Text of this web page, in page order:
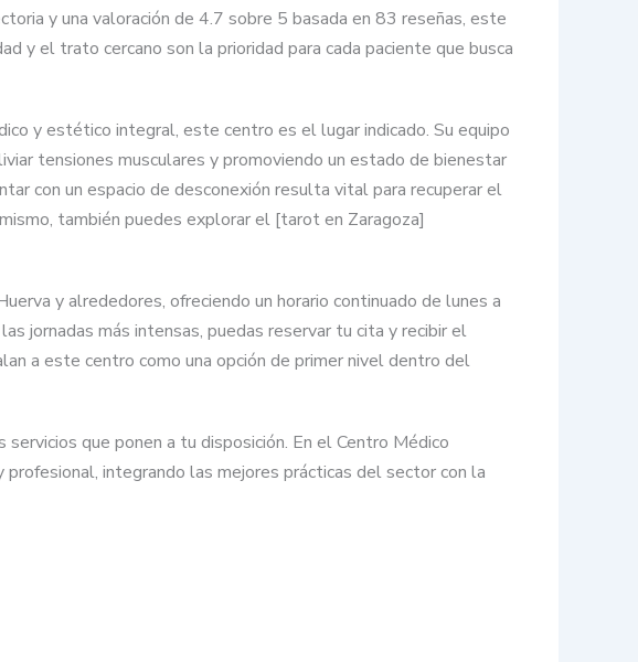
y una valoración de 4.7 sobre 5 basada en 83 reseñas, este
y el trato cercano son la prioridad para cada paciente que busca
y estético integral, este centro es el lugar indicado. Su equipo
tensiones musculares y promoviendo un estado de bienestar
con un espacio de desconexión resulta vital para recuperar el
también puedes explorar el [tarot en Zaragoza]
y alrededores, ofreciendo un horario continuado de lunes a
jornadas más intensas, puedas reservar tu cita y recibir el
a este centro como una opción de primer nivel dentro del
que ponen a tu disposición. En el Centro Médico
integrando las mejores prácticas del sector con la